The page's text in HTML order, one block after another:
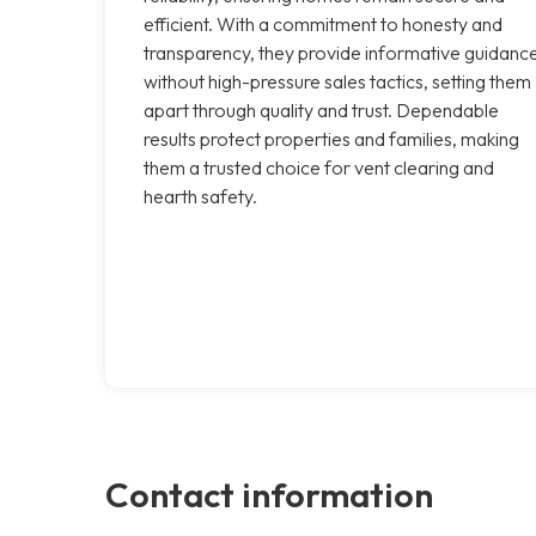
efficient. With a commitment to honesty and
transparency, they provide informative
without high-pressure sales tactics, setting them
apart through quality and trust. Dependable
results protect properties and families, making
them a trusted choice for vent clearing and
hearth safety.
Contact information